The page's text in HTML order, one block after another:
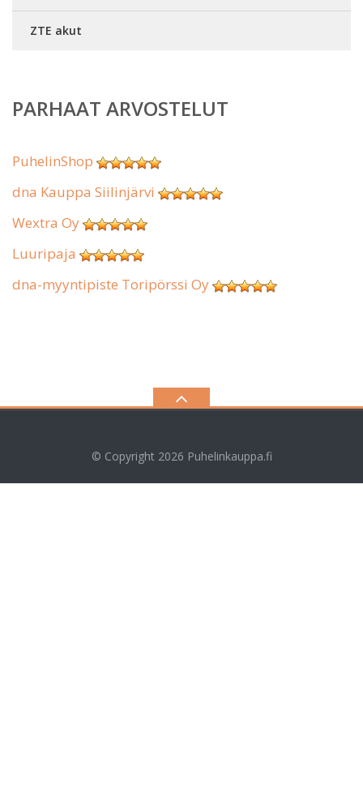
ZTE akut
PARHAAT ARVOSTELUT
PuhelinShop
dna Kauppa Siilinjärvi
Wextra Oy
Luuripaja
dna-myyntipiste Toripörssi Oy
© Copyright 2026 Puhelinkauppa.fi